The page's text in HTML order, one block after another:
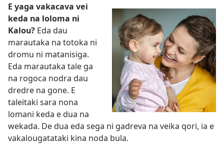
E yaga vakacava vei
keda na loloma ni
Kalou? Eda dau
marautaka na totoka ni
dromu ni matanisiga.
Eda marautaka tale ga
na rogoca nodra dau
dredre na gone. E
taleitaki sara nona
lomani keda e dua na
wekada. De dua eda sega ni gadreva na veika qori, ia e
vakalougatataki kina noda bula.